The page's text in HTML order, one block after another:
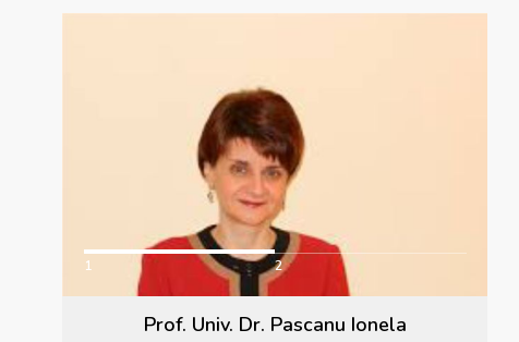
1 2
Prof. Univ. Dr. Pascanu Ionela